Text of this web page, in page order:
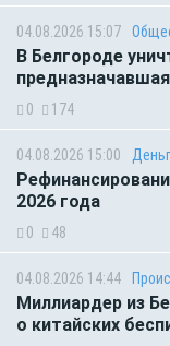
04.08.2026 15:07
В Белгороде
0 174
04.08.2026 15:00
2026 года
0 48
04.08.2026 14:44
Миллиардер из
о китайских